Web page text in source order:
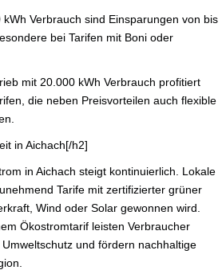
Verbrauch sind Einsparungen von bis
bei Tarifen mit Boni oder
mit 20.000 kWh Verbrauch profitiert
die neben Preisvorteilen auch flexible
in Aichach[/h2]
in Aichach steigt kontinuierlich. Lokale
Tarife mit zertifizierter grüner
Wind oder Solar gewonnen wird.
Ökostromtarif leisten Verbraucher
und fördern nachhaltige